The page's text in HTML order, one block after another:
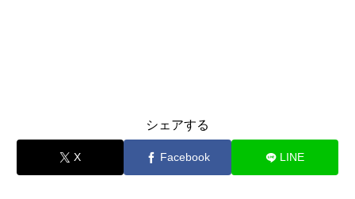
シェアする
X Facebook LINE